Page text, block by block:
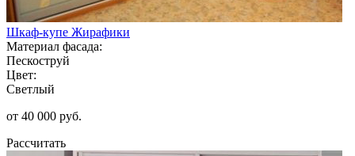
Шкаф-купе Жирафики
Материал фасада:
Пескоструй
Цвет:
Светлый
от 40 000 руб.
Рассчитать